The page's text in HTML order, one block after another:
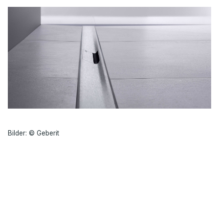
Bilder: © Geberit